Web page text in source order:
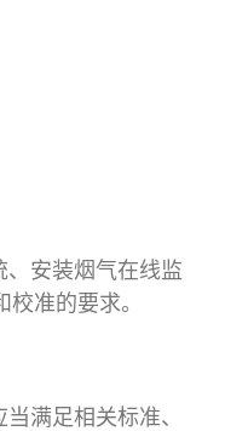
、安装烟气在线监
准的要求。
满足相关标准、